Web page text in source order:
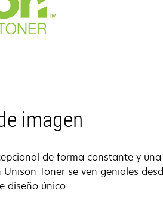
imagen
de forma constante y
Toner se ven geniales
diseño único.